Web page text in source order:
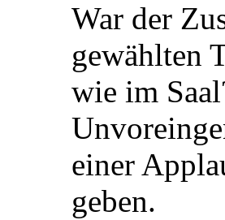
War der
gewählten
wie im
einer
geben.